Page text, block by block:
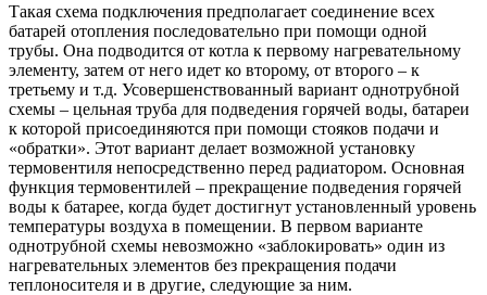
Такая схема подключения предполагает соединение всех
батарей отопления последовательно при помощи одной
трубы. Она подводится от котла к первому нагревательному
элементу, затем от него идет ко второму, от второго – к
третьему и т.д. Усовершенствованный вариант однотрубной
схемы – цельная труба для подведения горячей воды, батареи
к которой присоединяются при помощи стояков подачи и
«обратки». Этот вариант делает возможной установку
термовентиля непосредственно перед радиатором. Основная
функция термовентилей – прекращение подведения горячей
воды к батарее, когда будет достигнут установленный уровень
температуры воздуха в помещении. В первом варианте
однотрубной схемы невозможно «заблокировать» один из
нагревательных элементов без прекращения подачи
теплоносителя и в другие, следующие за ним.